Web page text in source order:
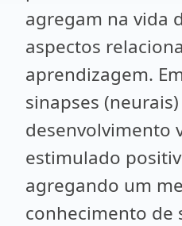
agregam na vida
aspectos
aprendizagem.
sinapses
desenvolvimento
estimulado
agregando um
conhecimento de